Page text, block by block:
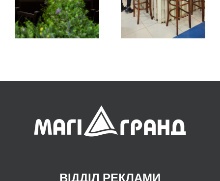
ВІДДІЛ РЕКЛАМИ